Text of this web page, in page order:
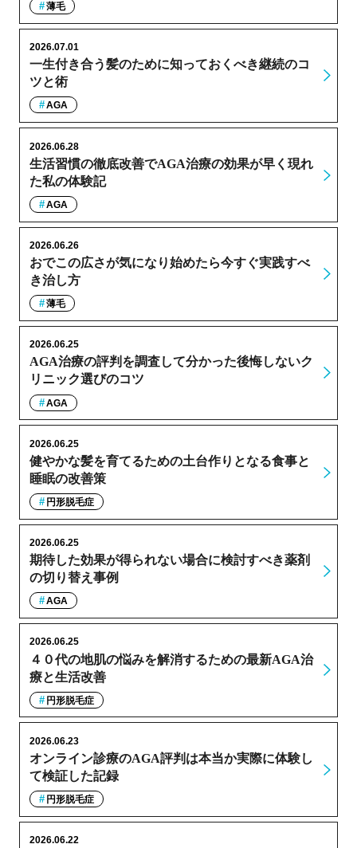
薄毛
一生付き合う髪のために知っておくべき継続のコ
ツと術
2026.07.01
AGA
生活習慣の徹底改善でAGA治療の効果が早く現れ
た私の体験記
2026.06.28
AGA
おでこの広さが気になり始めたら今すぐ実践すべ
き治し方
2026.06.26
薄毛
AGA治療の評判を調査して分かった後悔しないク
リニック選びのコツ
2026.06.25
AGA
健やかな髪を育てるための土台作りとなる食事と
睡眠の改善策
2026.06.25
円形脱毛症
期待した効果が得られない場合に検討すべき薬剤
の切り替え事例
2026.06.25
AGA
４０代の地肌の悩みを解消するための最新AGA治
療と生活改善
2026.06.25
円形脱毛症
オンライン診療のAGA評判は本当か実際に体験し
て検証した記録
2026.06.23
円形脱毛症
2026.06.22